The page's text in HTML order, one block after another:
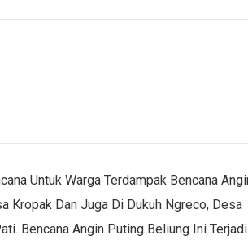
Untuk Warga Terdampak Bencana
Kropak Dan Juga Di Dukuh Ngreco, Desa
Bencana Angin Puting Beliung Ini Terjadi